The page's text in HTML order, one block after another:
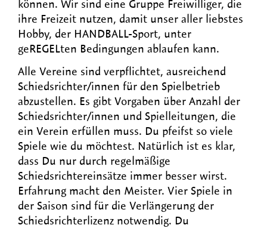
können. Wir sind eine Gruppe Freiwilliger, die
ihre Freizeit nutzen, damit unser aller liebstes
Hobby, der HANDBALL-Sport, unter
geREGELten Bedingungen ablaufen kann.
Alle Vereine sind verpflichtet, ausreichend
Schiedsrichter/innen für den Spielbetrieb
abzustellen. Es gibt Vorgaben über Anzahl der
Schiedsrichter/innen und Spielleitungen, die
ein Verein erfüllen muss. Du pfeifst so viele
Spiele wie du möchtest. Natürlich ist es klar,
dass Du nur durch regelmäßige
Schiedsrichtereinsätze immer besser wirst.
Erfahrung macht den Meister. Vier Spiele in
der Saison sind für die Verlängerung der
Schiedsrichterlizenz notwendig. Du